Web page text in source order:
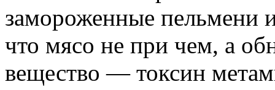
замороженные пельмени
что мясо не при чем, а
вещество — токсин